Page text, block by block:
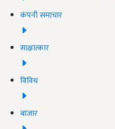
कंपनी समाचार
साक्षात्कार
विविध
बाजार